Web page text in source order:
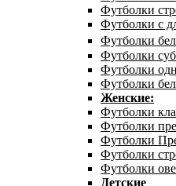
Футболки
Футболки с
Футболки
Футболки
Футболки
Футболки
Женские:
Футболки
Футболки
Футболки
Футболки
Футболки
Детские